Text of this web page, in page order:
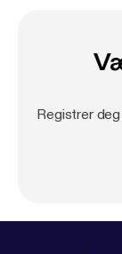
Registrer deg